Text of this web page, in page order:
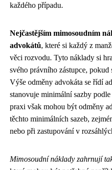
každého případu.
Nejčastějším mimosoudním
advokátů, které si každý z
věci rozvodu. Tyto náklady si
svého právního zástupce,
Výše odměny advokáta se řídí
stanovuje minimální sazby
praxi však mohou být odměny
těchto minimálních sazeb,
nebo při zastupování v
Mimosoudní náklady zahrnují